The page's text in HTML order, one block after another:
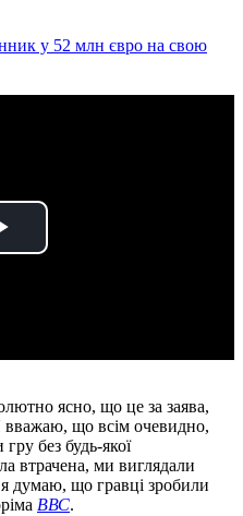
у 52 млн євро на свою
Play
ясно, що це за заява,
вважаю, що всім очевидно,
без будь-якої
втрачена, ми виглядали
думаю, що гравці зробили
ВВС.